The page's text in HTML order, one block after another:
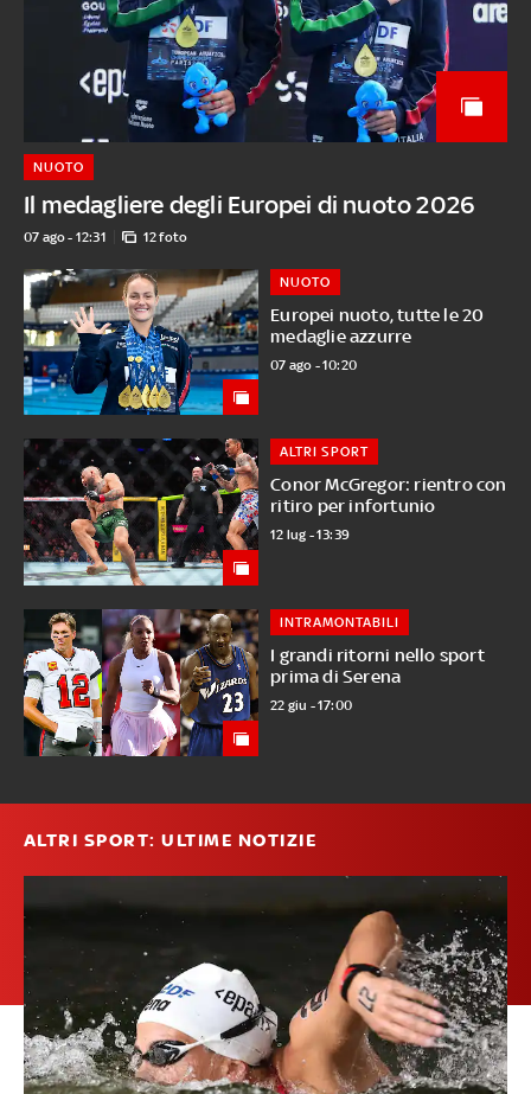
Il medagliere degli Europei di nuoto 2026
NUOTO
07 ago - 12:31 12 foto
Europei nuoto, tutte le 20
medaglie azzurre
NUOTO
07 ago - 10:20
Conor McGregor: rientro con
ritiro per infortunio
ALTRI SPORT
12 lug - 13:39
I grandi ritorni nello sport
prima di Serena
INTRAMONTABILI
22 giu - 17:00
ALTRI SPORT: ULTIME NOTIZIE